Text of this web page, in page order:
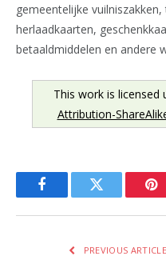
gemeentelijke
herlaadkaarten,
betaaldmiddelen en andere
This work is licensed
Attribution-
FacebookTwitter
PREVIOUS ARTICLE